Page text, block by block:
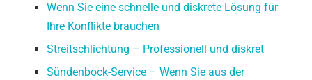
Wenn Sie eine schnelle und diskrete Lösung für
Ihre Konflikte brauchen
Streitschlichtung – Professionell und diskret
Sündenbock-Service – Wenn Sie aus der